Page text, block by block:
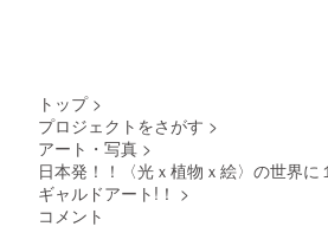
トップ >
プロジェクトをさがす >
アート・写真 >
日本発！！〈光ｘ植物ｘ絵〉の世界に
ギャルドアート!！ >
コメント